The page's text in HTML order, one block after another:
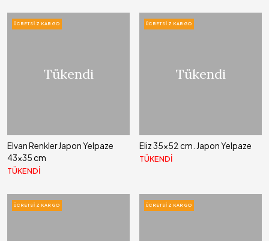
Tükendi
ÜCRETSIZ KARGO
Elvan Renkler Japon Yelpaze
43x35 cm
TÜKENDİ
Tükendi
ÜCRETSIZ KARGO
Eliz 35x52 cm. Japon Yelpaze
TÜKENDİ
ÜCRETSIZ KARGO ÜCRETSIZ KARGO